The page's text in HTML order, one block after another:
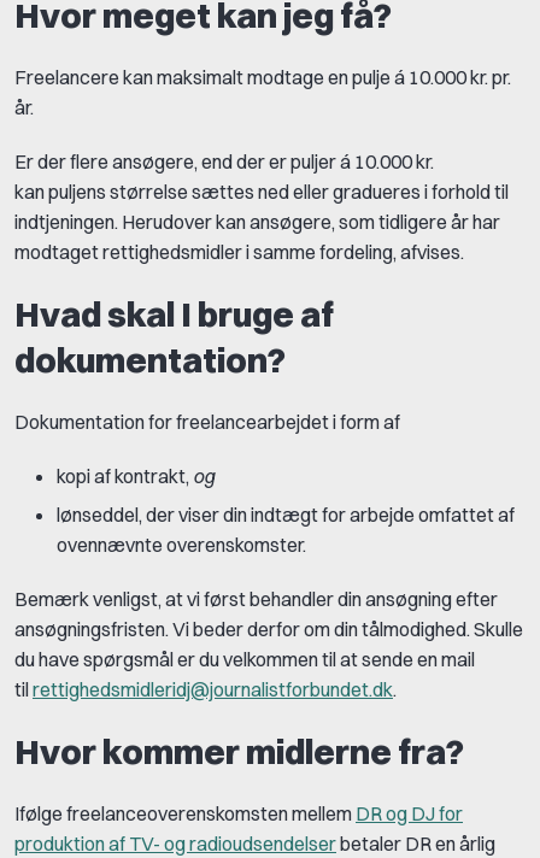
Hvor meget kan jeg få?
Freelancere kan maksimalt modtage en pulje á 10.000 kr. pr.
år.
Er der flere ansøgere, end der er puljer á 10.000 kr.
kan puljens størrelse sættes ned eller gradueres i forhold til
indtjeningen. Herudover kan ansøgere, som tidligere år har
modtaget rettighedsmidler i samme fordeling, afvises.
Hvad skal I bruge af
dokumentation?
Dokumentation for freelancearbejdet i form af
kopi af kontrakt, og
lønseddel, der viser din indtægt for arbejde omfattet af
ovennævnte overenskomster.
Bemærk venligst, at vi først behandler din ansøgning efter
ansøgningsfristen. Vi beder derfor om din tålmodighed. Skulle
du have spørgsmål er du velkommen til at sende en mail
tilrettighedsmidleridj@journalistforbundet.dk.
Hvor kommer midlerne fra?
Ifølge freelanceoverenskomsten mellem DR og DJ for
produktion af TV- og radioudsendelserbetaler DR en årlig